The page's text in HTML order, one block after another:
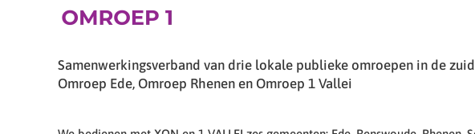
Samenwerkingsverband van drie lokale publieke omroepen in de
Omroep Ede, Omroep Rhenen en Omroep 1 Vallei